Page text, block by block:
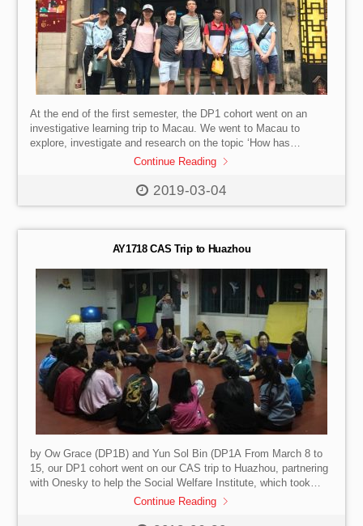
时间等等。与此同时，今年我们还多了一个阻碍，就是新冠疫
情。疫情下，学校只能有限度开放，即使学生能回校上课，我们
也需要考虑到无法聚众的情况，因此我们无法完全像以往一样在
教室或礼堂举办现场辩论比赛。在无法面对面的情况下，我们唯
一可以想到，也是在这种情况下最好的方式就是以zoom为平台，
用网上辩论的形式来比赛。因为有参加过网辩的经验，导致心大
的我一开始就掉以轻心，认为只是把辩论搬到zoom上，然而事实
是，在网辩的策划中我体会到了“参加比赛”和“举办比赛”巨大的区
别。 我们先与常老师商讨，将初赛、季军赛和冠军赛的时间
和辩题确定下来，由于上课时间缩短，我们只能将初赛和季军赛
安排在放学后的时间。确定好后，我们安排四个社的社长进行线
下抽签，告知他们初赛辩题和时间，让他们开始安排参赛成员，
同时我们也要发送宣传邮件，向全校师生公布比赛信息。随后我
们开始发邮件邀请老师们担任比赛评委，但由于老师们也有自己
所属的社，所以我们在邀请评委的时候也会将同社的老师与参赛
成员分开，以确保公平性。 以往我们去参加比赛的时候，一
和赛制然后按时参加比赛即可，不需要考虑比赛的其他因素，评
委是谁，怎么计时，或者其它突发事件。即使这些事情发生，主
办方自然会去解决。但这次我们成为了“主办方”，所以需要承担更
多的责任，需要考虑到比赛中会发生的一切状况，也需要清楚所
有的流程，计时等等。每一个环节的每一个细节都不可以出现差
错，因为出现了差错，就会影响比赛，继而影响辩手的表现、影
响比赛的公平性。因此，作为主办者之一，我必须负起责任，及
时作出调节与应变措施。尤其是在比赛过程中，如果发生一些突
发事件导致比赛“支离破碎”， 对于我来说真可谓是“大型社会死亡
现场”，无地自容。因为不希望自己主办的辩论比赛给同学们留下
不好的印象，所以我们会尽可能想到所有细节，预判一切会发生
的变动。这也是我主要焦虑的来源，导致我认为以主办方的身份
举办比赛比以辩手的身份参加比赛更为紧张。 两场初赛在同
计时员的角色，而我则“两边跑”看看有什么问题是我们在策划中没
有考虑到的，以便在后面的比赛中加以改善。初赛中我们也发现
了不少的问题，比如有参赛成员仍不熟悉赛制，以至于比赛进行
得并不是很顺畅。于是，在季军赛和冠军赛开始前我们紧急召集
2019-03-04
At the end of the first semester, the DP1 cohort went on an
investigative learning trip to Macau. We went to Macau to
explore, investigate and research on the topic ‘How has
Macau’s culture and economy changed and continued since its
appropriate activities to see what we could find about such a
Continue Reading
AY1718 CAS Trip to Huazhou
by Ow Grace (DP1B) and Yun Sol Bin (DP1A From March 8 to
15, our DP1 cohort went on our CAS trip to Huazhou, partnering
with Onesky to help the Social Welfare Institute, which took
care of children with mental and physical disabilities. From the
Continue Reading